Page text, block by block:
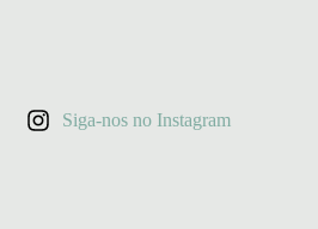
Siga-nos no Instagram